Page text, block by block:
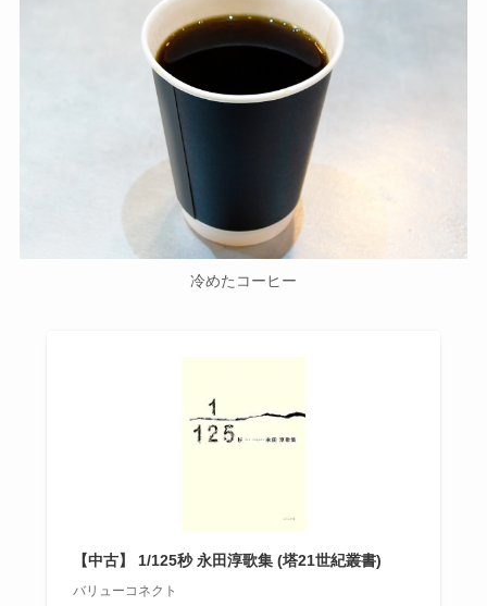
冷めたコーヒー
【中古】 1/125秒 永田淳歌集 (塔21世紀叢書)
バリューコネクト